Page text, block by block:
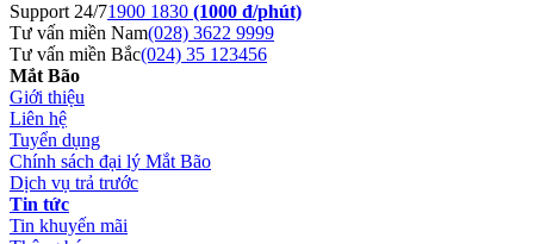
Support 24/71900 1830 (1000 đ/phút)
Tư vấn miền Nam(028) 3622 9999
Tư vấn miền Bắc(024) 35 123456
Mắt Bão
Giới thiệu
Liên hệ
Tuyển dụng
Chính sách đại lý Mắt Bão
Dịch vụ trả trước
Tin tức
Tin khuyến mãi